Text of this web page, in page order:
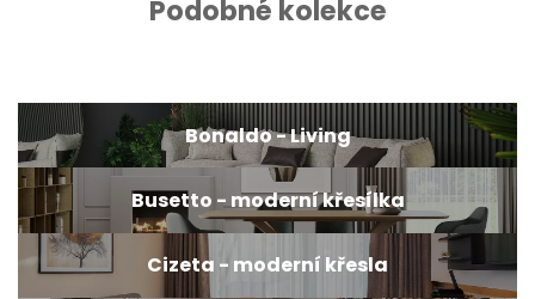
Podobné kolekce
Bonaldo - Living
Busetto - moderní křesílka
Cizeta - moderní křesla